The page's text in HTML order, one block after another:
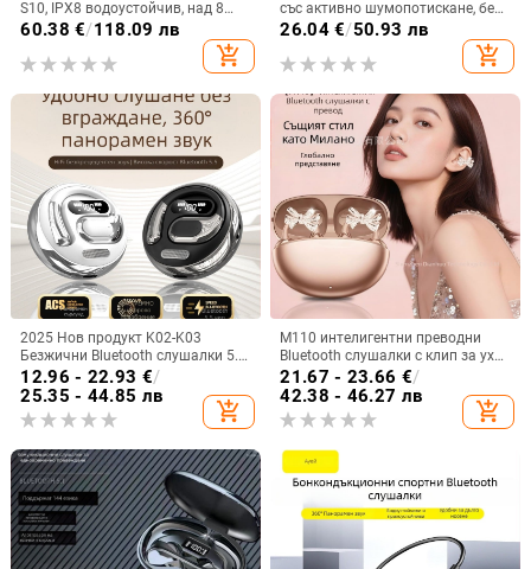
S10, IPX8 водоустойчив, над 8
часа работа, Bluetooth 5.4,
60.38 €/118.09 лв
add_shopping_cart
със активно шумопотискане, без
изтичане на звук, Bluetooth 5.4,
обхват 10 m, двуканално стерео,
OEM персонализация
26.04€/50.93 лв
add_shopping_cart
2025 Нов продукт K02-K03
Безжични Bluetooth слушалки 5.5
Монтирани за уши Бинаурални
стерео M76 Експорт Горещ модел
Ows
12.96 - 22.93 €/
25.35 - 44.85 лв
add_shopping_cart
M110 интелигентни преводни
Bluetooth слушалки с клип за ухо
и диамантено копче — лукс и
спортен стил, DIY аксесоари
21.67 - 23.66 €/
42.38 - 46.27 лв
add_shopping_cart